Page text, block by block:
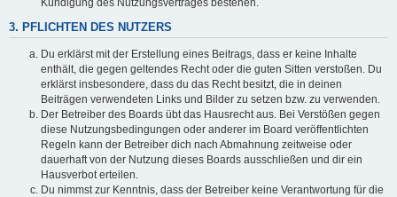
Kündigung des Nutzungsvertrages bestehen.
3. PFLICHTEN DES NUTZERS
Du erklärst mit der Erstellung eines Beitrags, dass er keine Inhalte
enthält, die gegen geltendes Recht oder die guten Sitten verstoßen. Du
erklärst insbesondere, dass du das Recht besitzt, die in deinen
Beiträgen verwendeten Links und Bilder zu setzen bzw. zu verwenden.
Der Betreiber des Boards übt das Hausrecht aus. Bei Verstößen gegen
diese Nutzungsbedingungen oder anderer im Board veröffentlichten
Regeln kann der Betreiber dich nach Abmahnung zeitweise oder
dauerhaft von der Nutzung dieses Boards ausschließen und dir ein
Hausverbot erteilen.
Du nimmst zur Kenntnis, dass der Betreiber keine Verantwortung für die